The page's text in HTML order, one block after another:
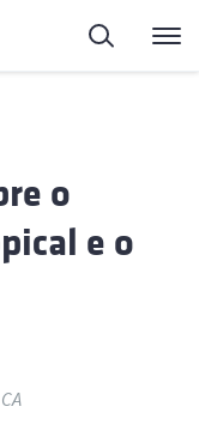
Pesquisa
o
e o